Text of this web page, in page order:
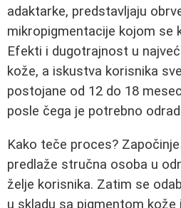
adaktarke, predstavljaju
mikropigmentacije kojom se
Efekti i dugotrajnost u
kože, a iskustva korisnika
postojane od 12 do 18
posle čega je potrebno
Kako teče proces?
predlaže stručna osoba u
želje korisnika. Zatim se
u skladu sa pigmentom kože